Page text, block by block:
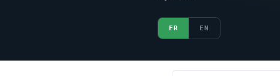
FR EN